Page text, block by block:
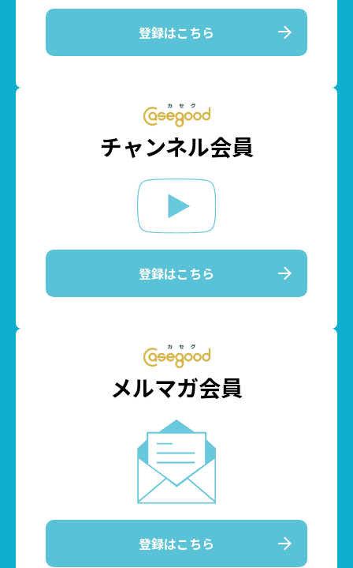
登録はこちら
チャンネル会員
登録はこちら
メルマガ会員
登録はこちら